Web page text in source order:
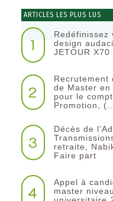
ARTICLES LES PLUS LUS
1
Redéfinissez
design
JETOUR X70
2
Recrutement
de Master en
pour le
Promotion,
3
Décès de
retraite,
Faire part
4
Appel à
master